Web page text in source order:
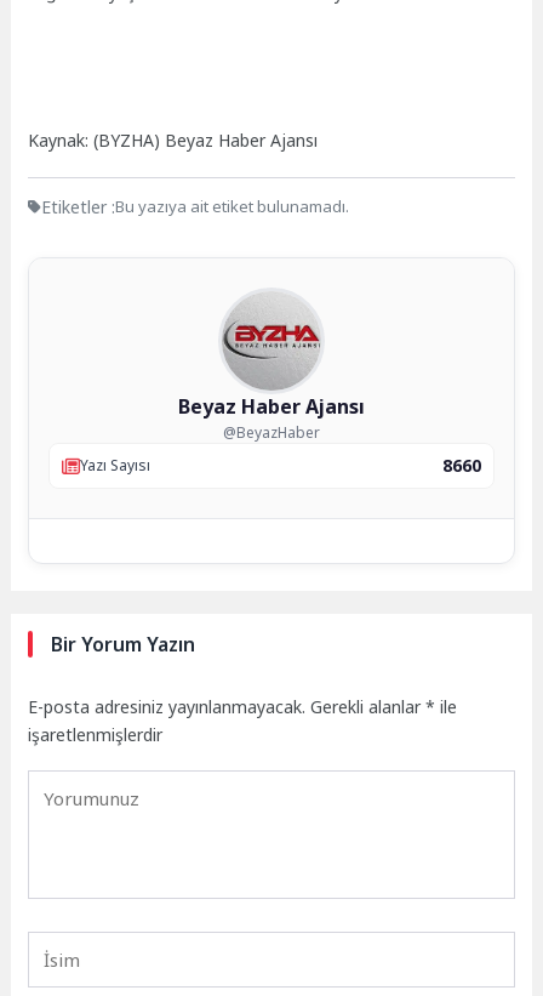
Kaynak: (BYZHA) Beyaz Haber Ajansı
Etiketler :Bu yazıya ait etiket bulunamadı.
Beyaz Haber Ajansı
@BeyazHaber
Yazı Sayısı
8660
Bir Yorum Yazın
E-posta adresiniz yayınlanmayacak. Gerekli alanlar* ile
işaretlenmişlerdir